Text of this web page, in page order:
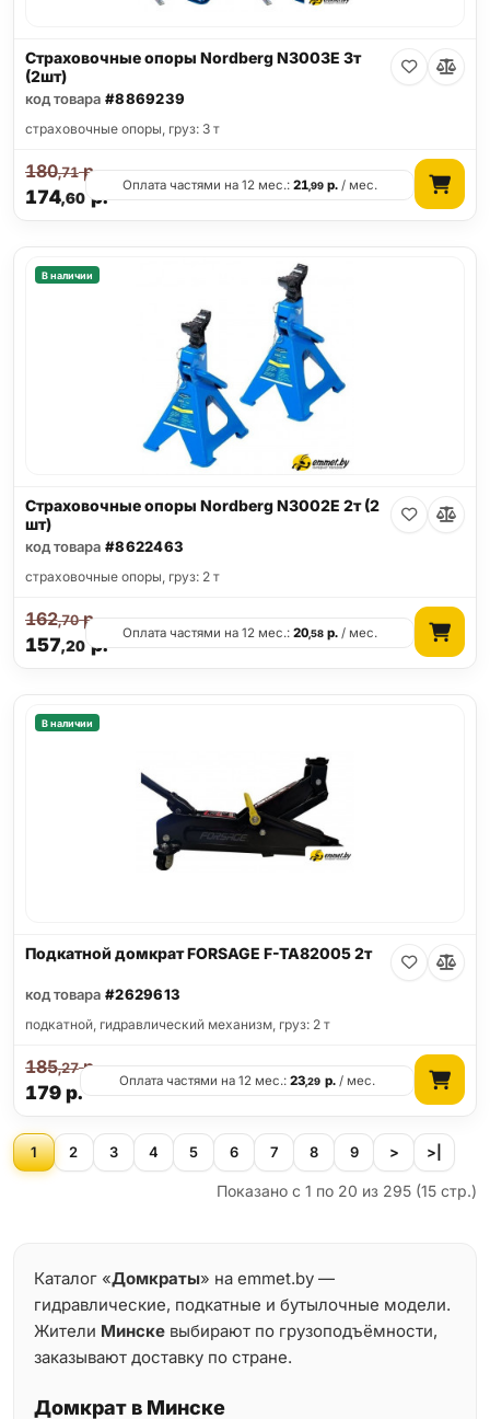
Страховочные опоры Nordberg N3003E 3т
(2шт)
код товара #8869239
страховочные опоры, груз: 3 т
174,60р.
180,71р.
Оплата частями на 12 мес.:21,99 р. / мес.
В наличии
Страховочные опоры Nordberg N3002E 2т (2
шт)
код товара #8622463
страховочные опоры, груз: 2 т
157,20р.
162,70р.
Оплата частями на 12 мес.:20,58 р. / мес.
В наличии
Подкатной домкрат FORSAGE F-TA82005 2т
код товара #2629613
подкатной, гидравлический механизм, груз: 2 т
179р.
185,27р.
Оплата частями на 12 мес.:23,29 р./ мес.
1 2 3 4 5 6 7 8 9 > >|
Показано с 1 по 20 из 295 (15 стр.)
Каталог «Домкраты» на emmet.by —
гидравлические, подкатные и бутылочные модели.
Жители Минске выбирают по грузоподъёмности,
заказывают доставку по стране.
Домкрат в Минске